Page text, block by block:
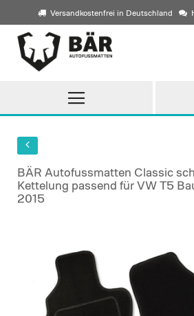
Versandkostenfrei in Deutschland
Direkt
zum
Inhalt
BÄR Autofussmatten Classic
Kettelung passend für VW T5
2015